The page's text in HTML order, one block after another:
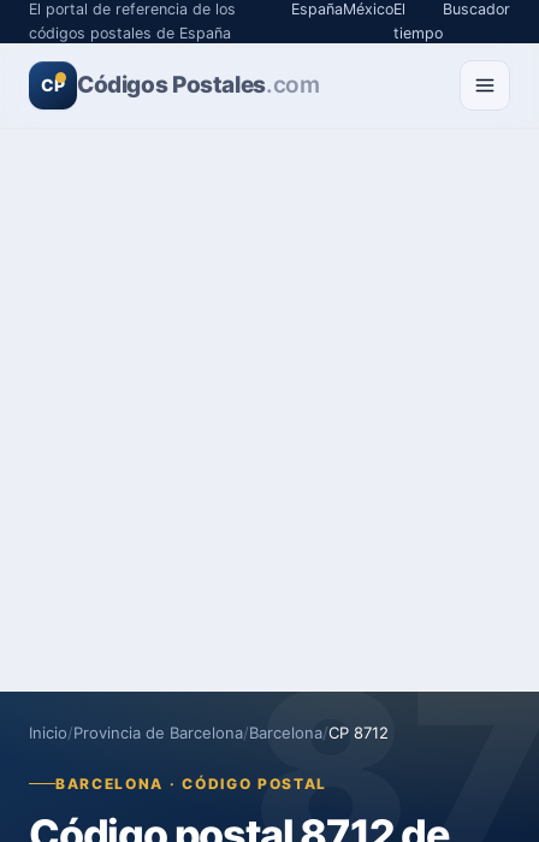
El portal de referencia de los
códigos postales de España
EspañaMéxicoEl
tiempo
Buscador
CP Códigos Postales.com
Inicio/Provincia de Barcelona/Barcelona/CP 8712
BARCELONA · CÓDIGO POSTAL